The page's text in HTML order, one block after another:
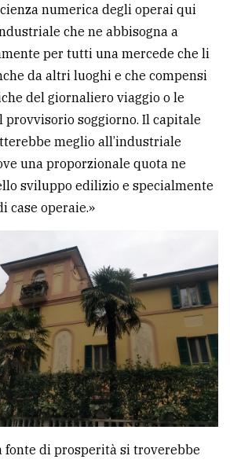
numerica degli operai qui
che ne abbisogna a
per tutti una mercede che li
da altri luoghi e che compensi
del giornaliero viaggio o le
provvisorio soggiorno. Il capitale
meglio all’industriale
una proporzionale quota ne
sviluppo edilizio e specialmente
case operaie.»
fonte di prosperità si troverebbe